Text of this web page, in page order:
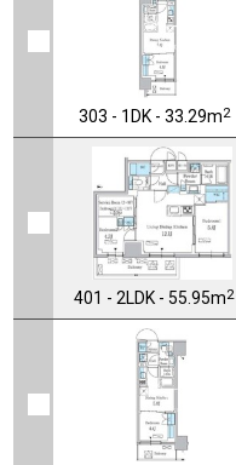
303 - 1DK - 33.29m2
401 - 2LDK - 55.95m2